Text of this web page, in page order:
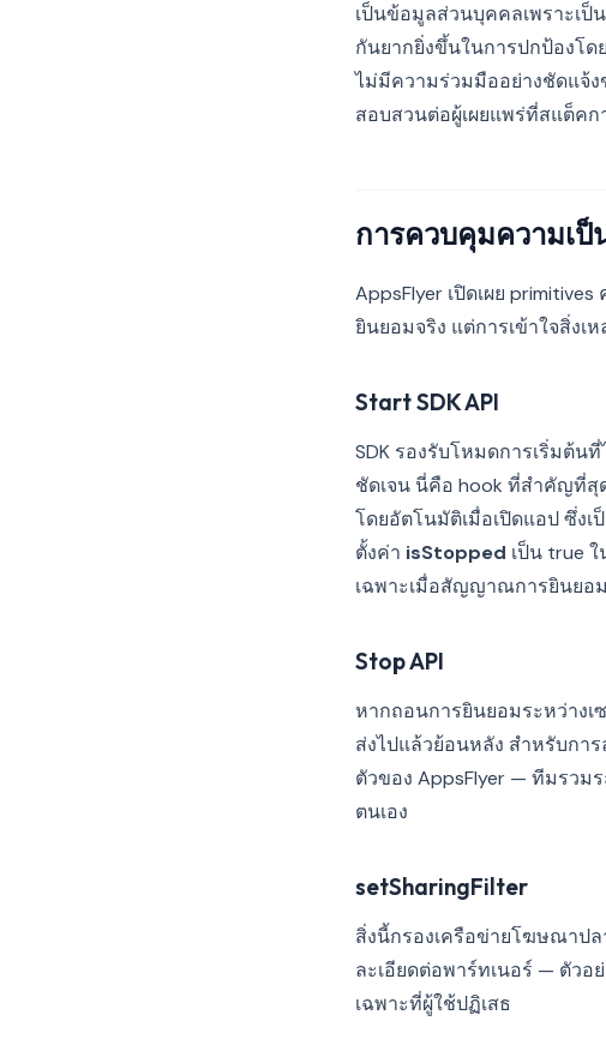
เป็นข้อมูลส่วนบุคคลเพราะเ
กันยากยิ่งขึ้นในการปกป้องโ
ไม่มีความร่วมมืออย่างชัดแจ้ง
สอบสวนต่อผู้เผยแพร่ที่สแต็ค
การควบคุมความเ
AppsFlyer เปิดเผย
ยินยอมจริง แต่การเข้าใจสิ่งเ
Start SDK API
SDK รองรับโหมดการเริ่มต้น
ชัดเจน นี่คือ hook ที่สำคัญที่สุ
โดยอัตโนมัติเมื่อเปิดแอป ซึ่ง
ตั้งค่า isStopped เป็น true
เฉพาะเมื่อสัญญาณการยินยอ
Stop API
หากถอนการยินยอมระหว่างเ
ส่งไปแล้วย้อนหลัง สำหรับก
ตัวของ AppsFlyer — ทีมรวม
ตนเอง
setSharingFilter
สิ่งนี้กรองเครือข่ายโฆษณาป
ละเอียดต่อพาร์ทเนอร์ — ตัวอ
เฉพาะที่ผู้ใช้ปฏิเสธ